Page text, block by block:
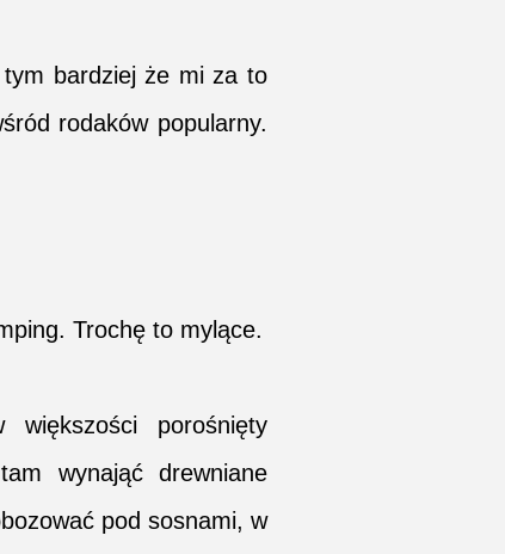
bardziej że mi za to
rodaków popularny.
Trochę to mylące.
porośnięty
wynająć drewniane
pod sosnami, w